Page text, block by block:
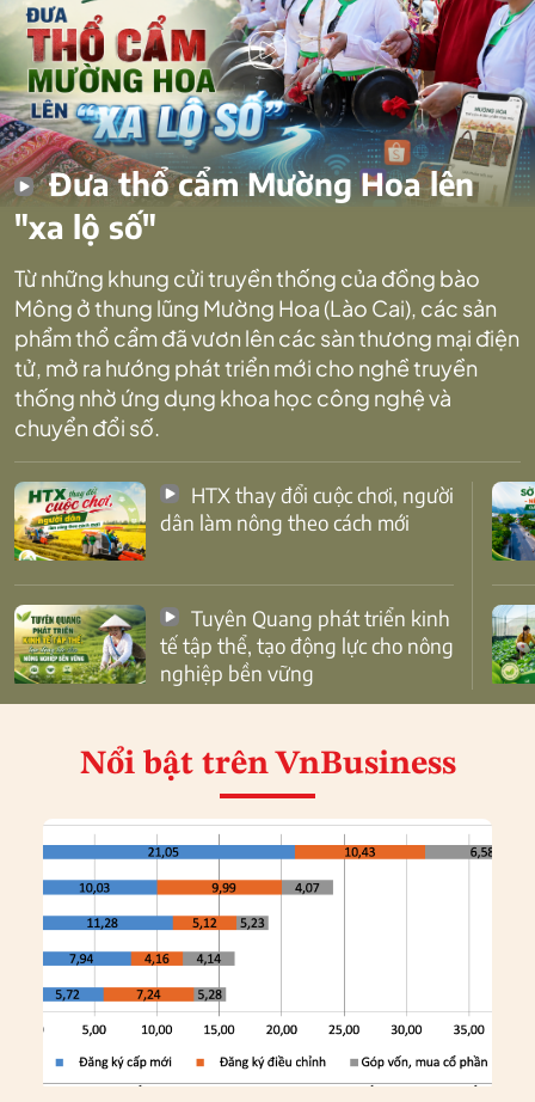
Đưa thổ cẩm Mường Hoa lên
"xa lộ số"
Từ những khung cửi truyền thống của đồng bào
Mông ở thung lũng Mường Hoa (Lào Cai), các sản
phẩm thổ cẩm đã vươn lên các sàn thương mại điện
tử, mở ra hướng phát triển mới cho nghề truyền
thống nhờ ứng dụng khoa học công nghệ và
chuyển đổi số.
dân làm nông theo cách mới
tế tập thể, tạo động lực cho nông
nghiệp bền vững
Nổi bật trên VnBusiness